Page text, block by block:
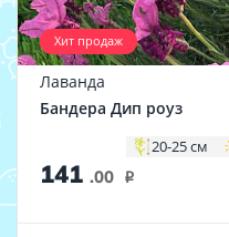
Хит продаж
Лаванда
Бандера Дип роуз
20-25 см
141 .00 i